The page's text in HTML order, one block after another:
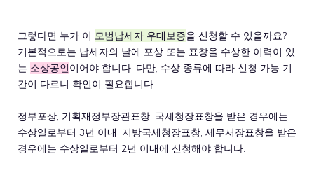
그렇다면 누가 이 모범납세자 우대보증을 신청할 수 있을까요?
기본적으로는 납세자의 날에 포상 또는 표창을 수상한 이력이 있
는 소상공인이어야 합니다. 다만, 수상 종류에 따라 신청 가능 기
간이 다르니 확인이 필요합니다.
정부포상, 기획재정부장관표창, 국세청장표창을 받은 경우에는
수상일로부터 3년 이내, 지방국세청장표창, 세무서장표창을 받은
경우에는 수상일로부터 2년 이내에 신청해야 합니다.